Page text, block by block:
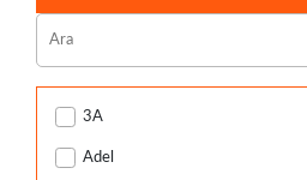
3A
Adel